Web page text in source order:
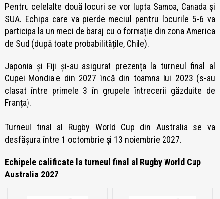
Pentru celelalte două locuri se vor lupta Samoa, Canada și
SUA. Echipa care va pierde meciul pentru locurile 5-6 va
participa la un meci de baraj cu o formație din zona America
de Sud (după toate probabilitățile, Chile).
Japonia și Fiji și-au asigurat prezența la turneul final al
Cupei Mondiale din 2027 încă din toamna lui 2023 (s-au
clasat între primele 3 în grupele întrecerii găzduite de
Franța).
Turneul final al Rugby World Cup din Australia se va
desfășura între 1 octombrie și 13 noiembrie 2027.
Echipele calificate la turneul final al Rugby World Cup
Australia 2027